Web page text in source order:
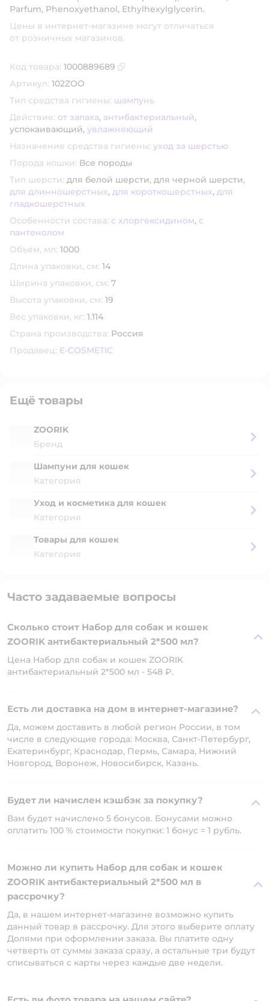
Parfum, Phenoxyethanol, Ethylhexylglycerin.
Цены в интернет-магазине могут отличаться
от розничных магазинов.
Код товара: 1000889689
Артикул: 102ZOO
Тип средства гигиены: шампунь
Действие: от запаха, антибактериальный,
успокаивающий, увлажняющий
Назначение средства гигиены: уход за шерстью
Порода кошки: Все породы
Тип шерсти: для белой шерсти, для черной шерсти,
для длинношерстных, для короткошерстных, для
гладкошерстных
Особенности состава: с хлоргексидином, с
пантенолом
Объём, мл: 1000
Длина упаковки, см: 14
Ширина упаковки, см: 7
Высота упаковки, см: 19
Вес упаковки, кг: 1.114
Страна производства: Россия
Продавец: E-COSMETIC
Ещё товары
ZOORIK
Бренд
Шампуни для кошек
Категория
Уход и косметика для кошек
Категория
Товары для кошек
Категория
Часто задаваемые вопросы
Сколько стоит Набор для собак и кошек
ZOORIK антибактериальный 2*500 мл?
Цена Набор для собак и кошек ZOORIK
антибактериальный 2*500 мл - 548 ₽.
Есть ли доставка на дом в интернет-магазине?
Да, можем доставить в любой регион России, в том
числе в следующие города: Москва, Санкт-Петербург,
Екатеринбург, Краснодар, Пермь, Самара, Нижний
Новгород, Воронеж, Новосибирск, Казань.
Будет ли начислен кэшбэк за покупку?
Вам будет начислено 5 бонусов. Бонусами можно
оплатить 100 % стоимости покупки: 1 бонус = 1 рубль.
Можно ли купить Набор для собак и кошек
ZOORIK антибактериальный 2*500 мл в
рассрочку?
Да, в нашем интернет-магазине возможно купить
данный товар в рассрочку. Для этого выберите оплату
Долями при оформлении заказа. Вы платите одну
четверть от суммы заказа сразу, а остальные три будут
списываться с карты через каждые две недели.